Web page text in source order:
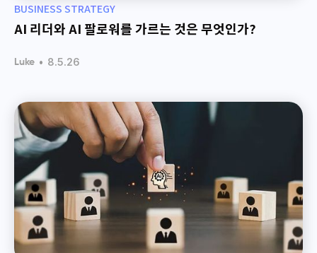
BUSINESS STRATEGY
AI 리더와 AI 팔로워를 가르는 것은 무엇인가?
Luke • 8.5.26